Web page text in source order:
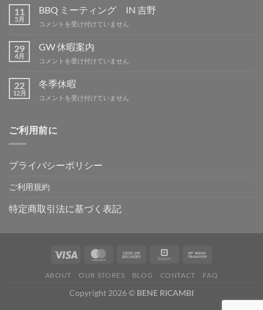
休
暇
は
11
5月
BBQ ミーティング IN 吉野
BBQ
ー
テ
ィ
グ
吉
コメントを受け付けていません
29
4月
GW 休暇案内
GW
暇
案
内
コメントを受け付けていません
22
12月
冬季休暇
冬
暇
は
コメントを受け付けていません
ご利用前に
プライバシーポリシー
ご利用規約
特定商取引法に基づく表記
ABOUT OUR STORES BLOG CONTACT FAQ
Copyright 2026 © BENE RICAMBI